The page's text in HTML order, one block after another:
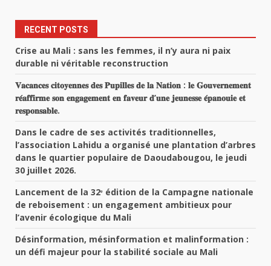
RECENT POSTS
Crise au Mali : sans les femmes, il n’y aura ni paix
durable ni véritable reconstruction
𝐕𝐚𝐜𝐚𝐧𝐜𝐞𝐬 𝐜𝐢𝐭𝐨𝐲𝐞𝐧𝐧𝐞𝐬 𝐝𝐞𝐬 𝐏𝐮𝐩𝐢𝐥𝐥𝐞𝐬 𝐝𝐞 𝐥𝐚 𝐍𝐚𝐭𝐢𝐨𝐧 : 𝐥𝐞 𝐆𝐨𝐮𝐯𝐞𝐫𝐧𝐞𝐦𝐞𝐧𝐭
𝐫𝐞́𝐚𝐟𝐟𝐢𝐫𝐦𝐞 𝐬𝐨𝐧 𝐞𝐧𝐠𝐚𝐠𝐞𝐦𝐞𝐧𝐭 𝐞𝐧 𝐟𝐚𝐯𝐞𝐮𝐫 𝐝’𝐮𝐧𝐞 𝐣𝐞𝐮𝐧𝐞𝐬𝐬𝐞 𝐞́𝐩𝐚𝐧𝐨𝐮𝐢𝐞 𝐞𝐭
𝐫𝐞𝐬𝐩𝐨𝐧𝐬𝐚𝐛𝐥𝐞.
Dans le cadre de ses activités traditionnelles,
l’association Lahidu a organisé une plantation d’arbres
dans le quartier populaire de Daoudabougou, le jeudi
30 juillet 2026.
Lancement de la 32ᵉ édition de la Campagne nationale
de reboisement : un engagement ambitieux pour
l’avenir écologique du Mali
Désinformation, mésinformation et malinformation :
un défi majeur pour la stabilité sociale au Mali